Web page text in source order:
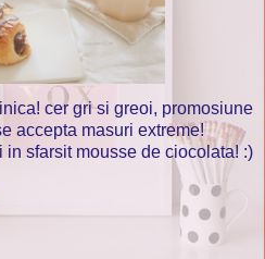
cer gri si greoi, promosiune
accepta masuri extreme!
sfarsit mousse de ciocolata! :)